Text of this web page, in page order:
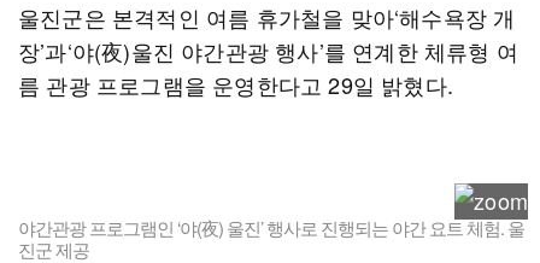
울진군은 본격적인 여름 휴가철을 맞아‘해수욕장 개
장’과‘야(夜)울진 야간관광 행사’를 연계한 체류형 여
름 관광 프로그램을 운영한다고 29일 밝혔다.
야간관광 프로그램인 ‘야(夜) 울진’ 행사로 진행되는 야간 요트 체험. 울
진군 제공